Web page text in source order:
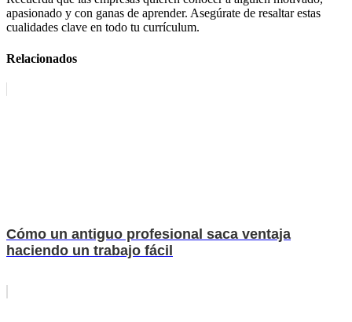
apasionado y con ganas de aprender. Asegúrate de resaltar estas
cualidades clave en todo tu currículum.
Relacionados
Cómo un antiguo profesional saca ventaja
haciendo un trabajo fácil